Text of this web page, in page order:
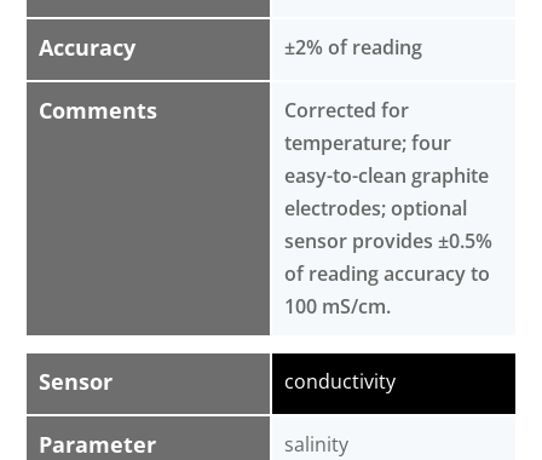
Accuracy
Comments
±2% of reading
Corrected for
temperature; four
easy-to-clean graphite
electrodes; optional
sensor provides ±0.5%
of reading accuracy to
100 mS/cm.
Sensor
Parameter
conductivity
salinity